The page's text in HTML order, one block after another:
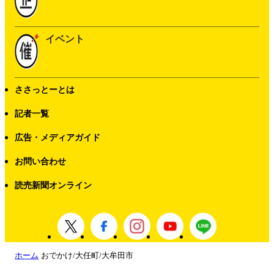
イベント
ささっとーとは
記者一覧
広告・メディアガイド
お問い合わせ
読売新聞オンライン
ホーム おでかけ/大任町/大牟田市